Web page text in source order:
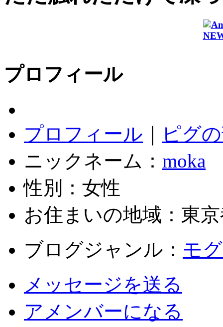
プロフィール
プロフィール
ピグ
ニックネーム： moka
性別：女性
お住まいの地域：東
ブログジャンル： モ
メッセージを送る
アメンバーになる